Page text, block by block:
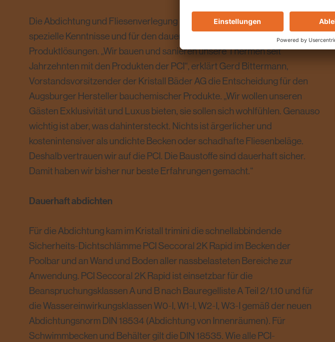
Die Abdichtung und Fliesenverlegung in Schwimmbädern erfordert
spezielle Kenntnisse und für den dauernassen Bereich geeignete
Produktlösungen. „Wir bauen und sanieren unsere Thermen seit
Jahrzehnten mit den Produkten der PCI“, erklärt Gerd Bittermann,
Vorstandsvorsitzender der Kristall Bäder AG die Entscheidung für den
Augsburger Hersteller bauchemischer Produkte. „Wir wollen unseren
Gästen Exklusivität und Luxus bieten, sie sollen sich wohlfühlen. Genauso
wichtig ist aber, was dahintersteckt. Nichts ist ärgerlicher und
kostenintensiver als undichte Becken oder schadhafte Fliesenbeläge.
Deshalb vertrauen wir auf die PCI. Die Baustoffe sind dauerhaft sicher.
Damit haben wir bisher nur beste Erfahrungen gemacht.“
Dauerhaft abdichten
Für die Abdichtung kam im Kristall trimini die schnellabbindende
Sicherheits-Dichtschlämme PCI Seccoral 2K Rapid im Becken der
Poolbar und an Wand und Boden aller nassbelasteten Bereiche zur
Anwendung. PCI Seccoral 2K Rapid ist einsetzbar für die
Beanspruchungsklassen A und B nach Bauregelliste A Teil 2/1.10 und für
die Wassereinwirkungsklassen W0-I, W1-I, W2-I, W3-I gemäß der neuen
Abdichtungsnorm DIN 18534 (Abdichtung von Innenräumen). Für
Schwimmbecken und Behälter gilt die DIN 18535. Wie alle PCI-